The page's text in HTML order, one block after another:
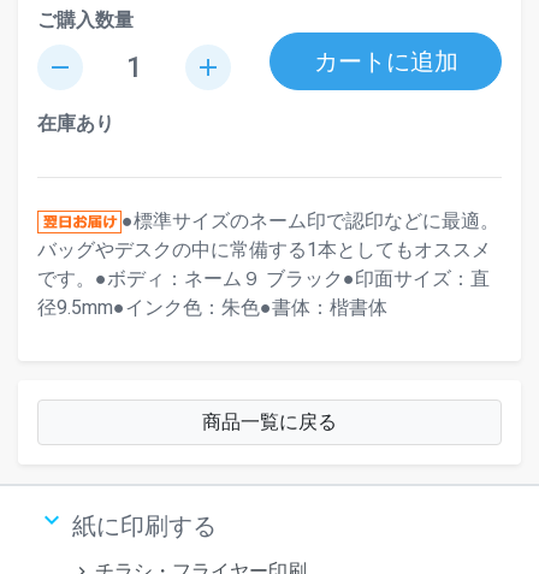
ご購入数量
remove add カートに追加
在庫あり
●標準サイズのネーム印で認印などに最適。
バッグやデスクの中に常備する1本としてもオススメ
です。●ボディ：ネーム９ ブラック●印面サイズ：直
径9.5mm●インク色：朱色●書体：楷書体
商品一覧に戻る
keyboard_arrow_down 紙に印刷する